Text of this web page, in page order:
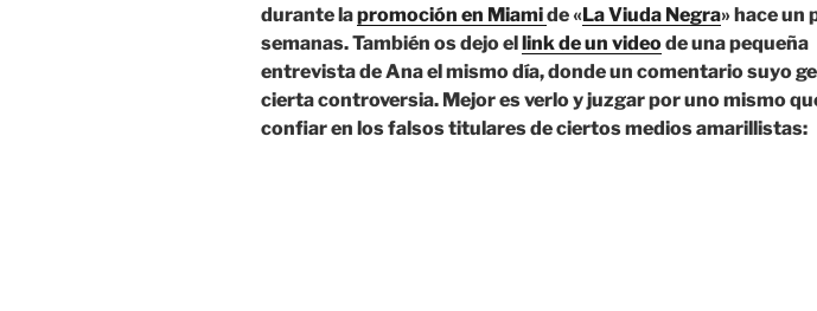
durante lapromoción en Miamide «La Viuda Negra» hace un
semanas. También os dejo el link de un videode una pequeña
entrevista de Ana el mismo día, donde un comentario suyo
cierta controversia. Mejor es verlo y juzgar por uno mismo
confiar en los falsos titulares de ciertos medios amarillistas: